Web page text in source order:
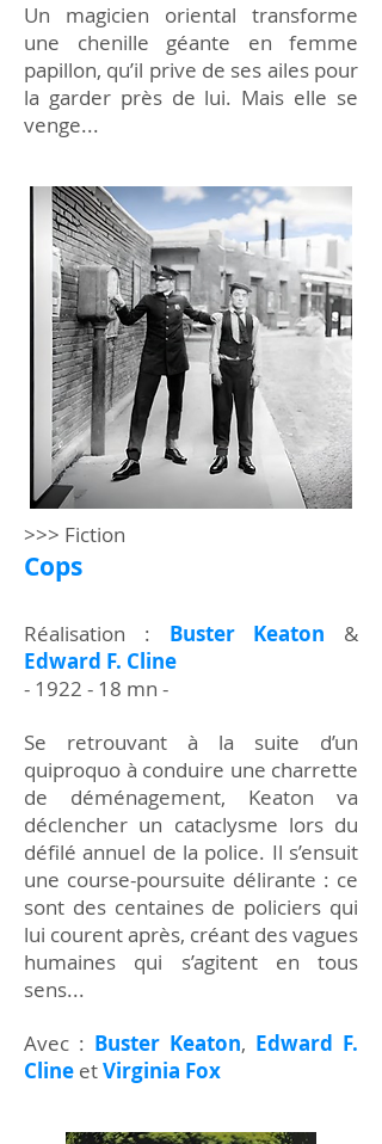
Un magicien oriental transforme
une chenille géante en femme
papillon, qu’il prive de ses ailes pour
la garder près de lui. Mais elle se
venge...
>>> Fiction
Cops
Réalisation : Buster Keaton &
Edward F. Cline
- 1922 - 18 mn -
Se retrouvant à la suite d’un
quiproquo à conduire une charrette
de déménagement, Keaton va
déclencher un cataclysme lors du
défilé annuel de la police. Il s’ensuit
une course-poursuite délirante : ce
sont des centaines de policiers qui
lui courent après, créant des vagues
humaines qui s’agitent en tous
sens...
Avec : Buster Keaton, Edward F.
Cline etVirginia Fox